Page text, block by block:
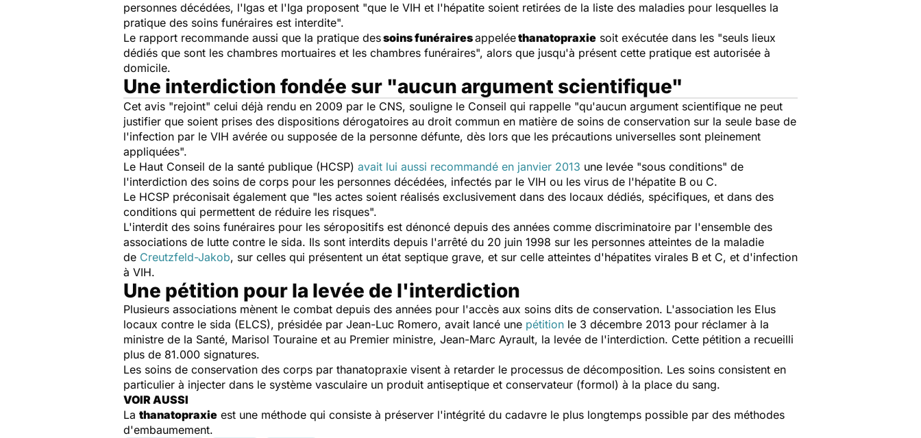
personnes décédées, l'Igas et l'Iga proposent "que le VIH et l'hépatite soient retirées de la liste des maladies pour lesquelles la
pratique des soins funéraires est interdite".
Le rapport recommande aussi que la pratique dessoins funérairesappeléethanatopraxie soit exécutée dans les "seuls lieux
dédiés que sont les chambres mortuaires et les chambres funéraires", alors que jusqu'à présent cette pratique est autorisée à
domicile.
Une interdiction fondée sur "aucun argument scientifique"
Cet avis "rejoint" celui déjà rendu en 2009 par le CNS, souligne le Conseil qui rappelle "qu'aucun argument scientifique ne peut
justifier que soient prises des dispositions dérogatoires au droit commun en matière de soins de conservation sur la seule base de
l'infection par le VIH avérée ou supposée de la personne défunte, dès lors que les précautions universelles sont pleinement
appliquées".
Le Haut Conseil de la santé publique (HCSP) avait lui aussi recommandé en janvier 2013 une levée "sous conditions" de
l'interdiction des soins de corps pour les personnes décédées, infectés par le VIH ou les virus de l'hépatite B ou C.
Le HCSP préconisait également que "les actes soient réalisés exclusivement dans des locaux dédiés, spécifiques, et dans des
conditions qui permettent de réduire les risques".
L'interdit des soins funéraires pour les séropositifs est dénoncé depuis des années comme discriminatoire par l'ensemble des
associations de lutte contre le sida. Ils sont interdits depuis l'arrêté du 20 juin 1998 sur les personnes atteintes de la maladie
de Creutzfeld-Jakob, sur celles qui présentent un état septique grave, et sur celle atteintes d'hépatites virales B et C, et d'infection
à VIH.
Une pétition pour la levée de l'interdiction
Plusieurs associations mènent le combat depuis des années pour l'accès aux soins dits de conservation. L'association les Elus
locaux contre le sida (ELCS), présidée par Jean-Luc Romero, avait lancé une pétition le 3 décembre 2013 pour réclamer à la
ministre de la Santé, Marisol Touraine et au Premier ministre, Jean-Marc Ayrault, la levée de l'interdiction. Cette pétition a recueilli
plus de 81.000 signatures.
Les soins de conservation des corps par thanatopraxie visent à retarder le processus de décomposition. Les soins consistent en
particulier à injecter dans le système vasculaire un produit antiseptique et conservateur (formol) à la place du sang.
VOIR AUSSI
La thanatopraxie est une méthode qui consiste à préserver l'intégrité du cadavre le plus longtemps possible par des méthodes
d'embaumement.